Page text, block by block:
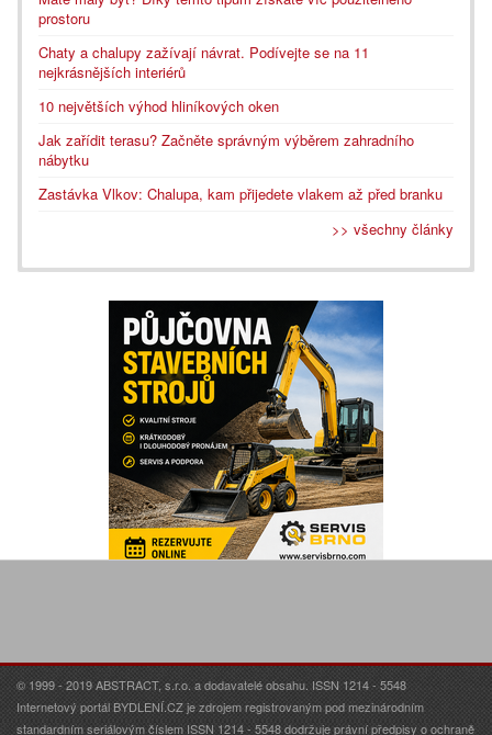
prostoru
Chaty a chalupy zažívají návrat. Podívejte se na 11
nejkrásnějších interiérů
10 největších výhod hliníkových oken
Jak zařídit terasu? Začněte správným výběrem zahradního
nábytku
Zastávka Vlkov: Chalupa, kam přijedete vlakem až před branku
>> všechny články
© 1999 - 2019 ABSTRACT, s.r.o. a dodavatelé obsahu. ISSN 1214 - 5548
Internetový portál BYDLENÍ.CZ je zdrojem registrovaným pod mezinárodním
standardním seriálovým číslem ISSN 1214 - 5548 dodržuje právní předpisy o ochraně